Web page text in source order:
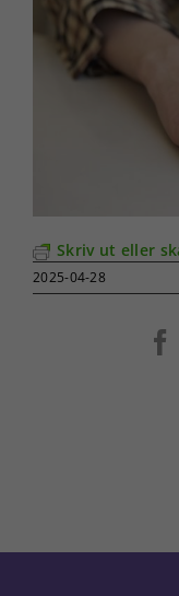
Skriv ut eller
2025-04-28